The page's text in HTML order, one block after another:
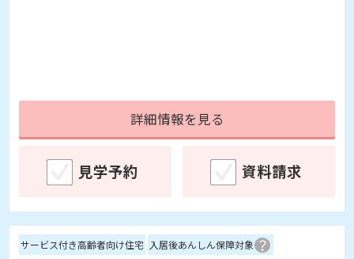
詳細情報を見る
見学予約 資料請求
サービス付き高齢者向け住宅 入居後あんしん保障対象